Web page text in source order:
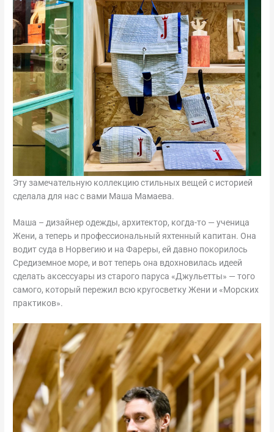
Эту замечательную коллекцию стильных вещей с историей
сделала для нас с вами Маша Мамаева.
Маша – дизайнер одежды, архитектор, когда-то — ученица
Жени, а теперь и профессиональный яхтенный капитан. Она
водит суда в Норвегию и на Фареры, ей давно покорилось
Средиземное море, и вот теперь она вдохновилась идеей
сделать аксессуары из старого паруса «Джульетты» — того
самого, который пережил всю кругосветку Жени и «Морских
практиков».